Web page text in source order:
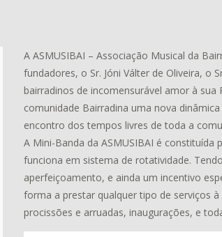
A ASMUSIBAI – Associação Musical da
fundadores, o Sr. Jóni Válter de Oliveira, o
bairradinos de incomensurável amor à
comunidade Bairradina uma nova
encontro dos tempos livres de toda a
A Mini-Banda da ASMUSIBAI é
funciona em sistema de rotatividade.
aperfeiçoamento, e ainda um incentivo
forma a prestar qualquer tipo de serviços
procissões e arruadas, inaugurações, e